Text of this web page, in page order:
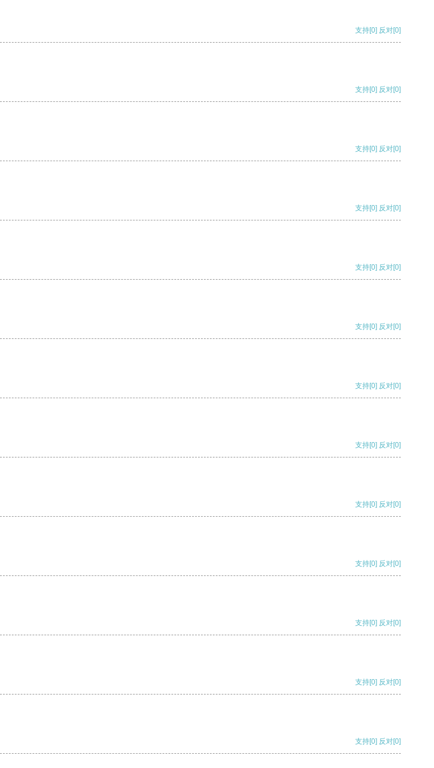
支持[0] 反对[0]
支持[0] 反对[0]
支持[0] 反对[0]
支持[0] 反对[0]
支持[0] 反对[0]
支持[0] 反对[0]
支持[0] 反对[0]
支持[0] 反对[0]
支持[0] 反对[0]
支持[0] 反对[0]
支持[0] 反对[0]
支持[0] 反对[0]
支持[0] 反对[0]